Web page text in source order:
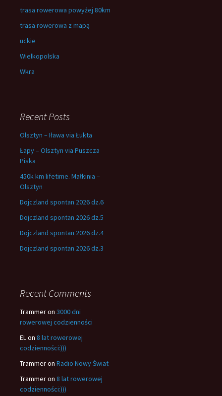
trasa rowerowa powyżej 80km
trasa rowerowa z mapą
uckie
Wielkopolska
Wkra
Recent Posts
Olsztyn – Iława via Łukta
Łapy – Olsztyn via Puszcza
Piska
450k km lifetime. Małkinia –
Olsztyn
Dojczland spontan 2026 dz.6
Dojczland spontan 2026 dz.5
Dojczland spontan 2026 dz.4
Dojczland spontan 2026 dz.3
Recent Comments
Trammeron 3000 dni
rowerowej codzienności
ELon 8 lat rowerowej
codzienności:)))
Trammeron Radio Nowy Świat
Trammeron 8 lat rowerowej
codzienności:)))